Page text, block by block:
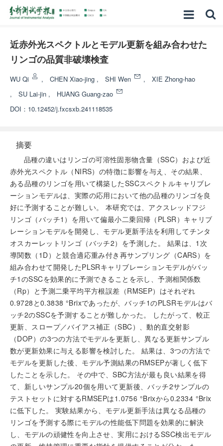
近赤外光スペクトルとモデル更新を組み合わせた
リンゴの品質非破壊検査
WU Qi , CHEN Xiao-jing , SHI Wen ,
XIE Zhong-hao
,
SU Lai-jin ,
HUANG Guang-zao
DOI： 10.12452/j.fxcsxb.241118535
摘要
品種の違いはリンゴの可溶性固形物含量（SSC）および近
赤外光スペクトル（NIRS）の特徴に影響を与え、その結果、
ある品種のリンゴを用いて構築したSSCスペクトルキャリブレ
ーションモデルは、実際の応用において他の品種のリンゴを良
好に予測することが難しい。 本研究では、アクスレッドフジ
リンゴ（バッチ1）を用いて偏最小二乗回帰（PLSR）キャリブ
レーションモデルを開発し、モデル更新手法を利用してチンタ
オスカーレットリンゴ（バッチ2）を予測した。 結果は、1次
導関数（1D）と競合適応重み付き再サンプリング（CARS）を
組み合わせて開発したPLSRキャリブレーションモデルがバッ
チ1のSSCを効果的に予測できることを示し、予測相関係数
（Rp）と予測二乗平均平方根誤差（RMSEP）はそれぞれ
0.9728と0.3838 °Brixであったが、バッチ1のPLSRモデルはバ
ッチ2のSSCを予測することが難しかった。 したがって、較正
更新、スロープ／バイアス補正（SBC）、動的直交射影
（DOP）の3つの方法でモデルを更新し、異なる更新サンプル
数が更新効果に与える影響を検討した。 結果は、3つの方法で
モデルを更新した後、モデル予測結果のRMSEPが著しく低下
したことを示した。 その中で、SBC方法が最も良い結果を得
て、新しいサンプル20個を用いて更新後、バッチ2サンプルの
テストセットに対するRMSEPは1.0756 °Brixから0.2334 °Brix
に低下した。 実験結果から、モデル更新手法は異なる品種の
リンゴを予測する際にモデルの性能低下問題を効果的に解決
し、モデルの頑健性を向上させ、実用におけるSSC検出モデル